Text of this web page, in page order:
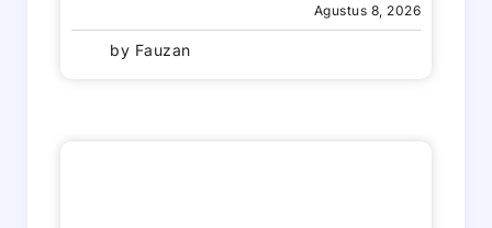
Agustus 8, 2026
by Fauzan